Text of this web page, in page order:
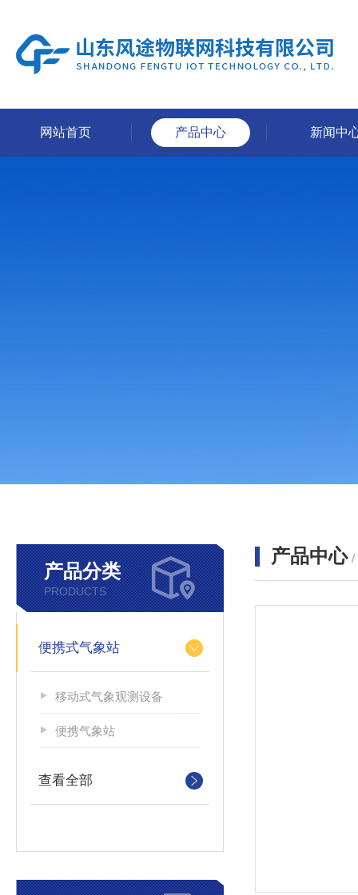
网站首页 产品中心 新闻中
产品分类
PRODUCTS
便携式气象站
移动式气象观测设备
便携气象站
查看全部
产品中心 /